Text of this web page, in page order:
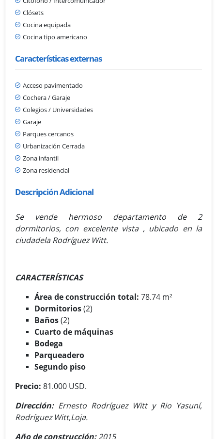
Clósets
Cocina equipada
Cocina tipo americano
Características externas
Acceso pavimentado
Cochera / Garaje
Colegios / Universidades
Garaje
Parques cercanos
Urbanización Cerrada
Zona infantil
Zona residencial
Descripción Adicional
Se vende hermoso departamento de 2
dormitorios, con excelente vista , ubicado en la
ciudadela Rodríguez Witt.
CARACTERÍSTICAS
Área de construcción total: 78.74 m²
Dormitorios(2)
Baños(2)
Cuarto de máquinas
Bodega
Parqueadero
Segundo piso
Precio: 81.000 USD.
Dirección: Ernesto Rodríguez Witt y Rio Yasuní,
Rodríguez Witt,Loja.
Año de construcción:2015